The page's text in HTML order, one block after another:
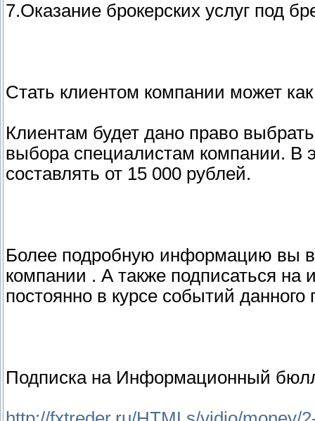
7.Оказание брокерских услуг под
Стать клиентом компании может
Клиентам будет дано право
выбора специалистам компании. В
составлять от 15 000 рублей.
Более подробную информацию вы в
компании . А также подписаться
постоянно в курсе событий данного
Подписка на Информационный